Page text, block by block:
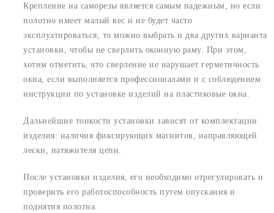
Крепление на саморезы является самым надежным, но если
полотно имеет малый вес и не будет часто
эксплуатироваться, то можно выбрать и два других варианта
установки, чтобы не сверлить оконную раму. При этом,
хотим отметить, что сверление не нарушает герметичность
окна, если выполняется профессионалами и с соблюдением
инструкции по установке изделий на пластиковые окна.
Дальнейшие тонкости установки зависят от комплектации
изделия: наличия фиксирующих магнитов, направляющей
лески, натяжителя цепи.
После установки изделия, его необходимо отрегулировать и
проверить его работоспособность путем опускания и
поднятия полотна.